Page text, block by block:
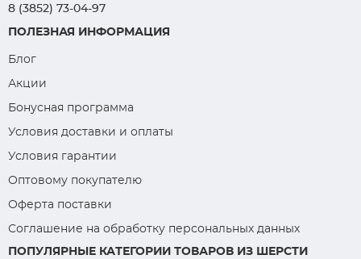
8 (3852) 73-04-97
ПОЛЕЗНАЯ ИНФОРМАЦИЯ
Блог
Акции
Бонусная программа
Условия доставки и оплаты
Условия гарантии
Оптовому покупателю
Оферта поставки
Соглашение на обработку персональных данных
ПОПУЛЯРНЫЕ КАТЕГОРИИ ТОВАРОВ ИЗ ШЕРСТИ